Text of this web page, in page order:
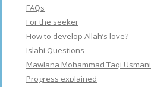
FAQs
For the seeker
How to develop Allah’s love?
Islahi Questions
Mawlana Mohammad Taqi Usmani
Progress explained